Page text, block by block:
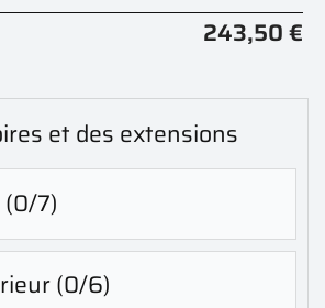
243,50 €
et des extensions
(0/7)
(0/6)